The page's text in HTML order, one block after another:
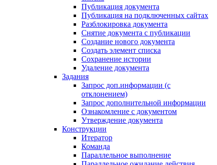
Публикация документа
Публикация на подключенных сайтах
Разблокировка документа
Снятие документа с публикации
Создание нового документа
Создать элемент списка
Сохранение истории
Удаление документа
Задания
Запрос доп.информации (с
отклонением)
Запрос дополнительной информации
Ознакомление с документом
Утверждение документа
Конструкции
Итератор
Команда
Параллельное выполнение